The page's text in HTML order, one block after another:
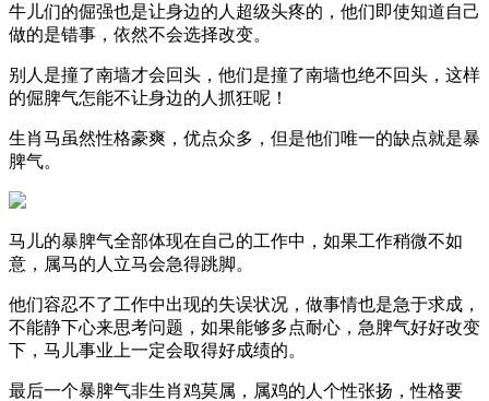
牛儿们的倔强也是让身边的人超级头疼的，他们即使知道自己
做的是错事，依然不会选择改变。
别人是撞了南墙才会回头，他们是撞了南墙也绝不回头，这样
的倔脾气怎能不让身边的人抓狂呢！
生肖马虽然性格豪爽，优点众多，但是他们唯一的缺点就是暴
脾气。
马儿的暴脾气全部体现在自己的工作中，如果工作稍微不如
意，属马的人立马会急得跳脚。
他们容忍不了工作中出现的失误状况，做事情也是急于求成，
不能静下心来思考问题，如果能够多点耐心，急脾气好好改变
下，马儿事业上一定会取得好成绩的。
最后一个暴脾气非生肖鸡莫属，属鸡的人个性张扬，性格要